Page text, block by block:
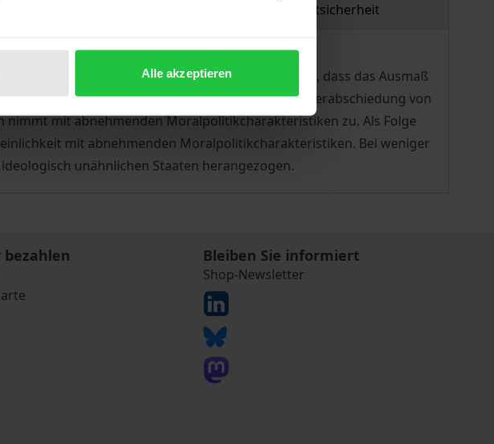
Alle akzeptieren
Produktsicherheit
u.a. statistischer Ereigniszeitanalyse und zeigt, dass das Ausmaß
Bereitschaft, aus der zeitlich vorhergehenden Verabschiedung von
mit abnehmenden Moralpolitikcharakteristiken zu. Als Folge
mit abnehmenden Moralpolitikcharakteristiken. Bei weniger
unähnlichen Staaten herangezogen.
bezahlen Bleiben Sie informiert
Shop-Newsletter